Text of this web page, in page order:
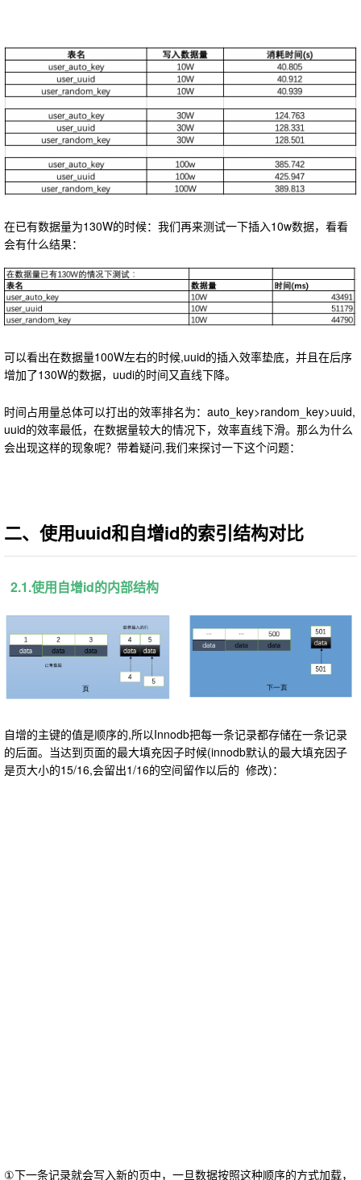
在已有数据量为130W的时候：我们再来测试一下插入10w数据，看看
会有什么结果：
可以看出在数据量100W左右的时候,uuid的插入效率垫底，并且在后序
增加了130W的数据，uudi的时间又直线下降。
时间占用量总体可以打出的效率排名为：auto_key>random_key>uuid,
uuid的效率最低，在数据量较大的情况下，效率直线下滑。那么为什么
会出现这样的现象呢？带着疑问,我们来探讨一下这个问题：
二、使用uuid和自增id的索引结构对比
2.1.使用自增id的内部结构
自增的主键的值是顺序的,所以Innodb把每一条记录都存储在一条记录
的后面。当达到页面的最大填充因子时候(innodb默认的最大填充因子
是页大小的15/16,会留出1/16的空间留作以后的 修改)：
①下一条记录就会写入新的页中，一旦数据按照这种顺序的方式加载，